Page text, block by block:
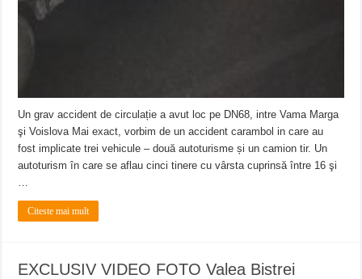
Un grav accident de circulație a avut loc pe DN68, intre Vama Marga
şi Voislova Mai exact, vorbim de un accident carambol in care au
fost implicate trei vehicule – două autoturisme și un camion tir. Un
autoturism în care se aflau cinci tinere cu vârsta cuprinsă între 16 şi
Citeste mai mult
EXCLUSIV VIDEO FOTO Valea Bistrei